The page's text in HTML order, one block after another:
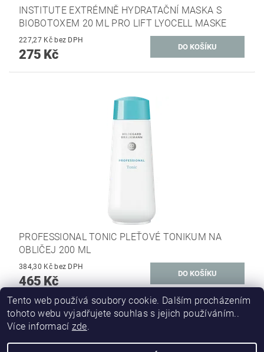
INSTITUTE EXTRÉMNĚ HYDRATAČNÍ MASKA S
BIOBOTOXEM 20 ML PRO LIFT LYOCELL MASKE
227,27 Kč bez DPH
275 Kč
PROFESSIONAL TONIC PLEŤOVÉ TONIKUM NA
OBLIČEJ 200 ML
384,30 Kč bez DPH
465 Kč
DALŠÍ PRODUKTY
Tento web používá soubory cookie. Dalším procházením
tohoto webu vyjadřujete souhlas s jejich používáním..
Více informací zde.